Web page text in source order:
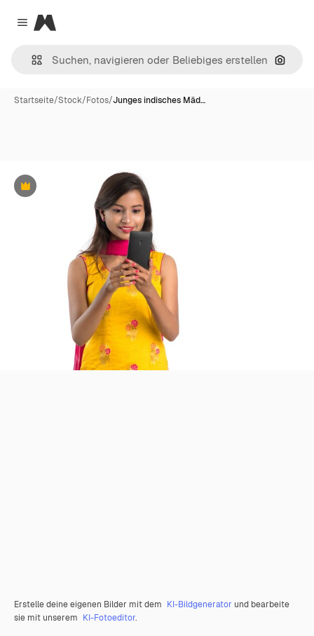
Close menu
Magnific
Nach
Startseite/Stock/Fotos/Junges indisches Mäd…
Premium
Erstelle deine eigenen Bilder mit dem KI-Bildgenerator und bearbeite
sie mit unserem KI-Fotoeditor.